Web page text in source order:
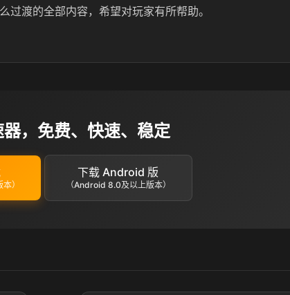
过渡的全部内容，希望对玩家有所帮助。
，免费、快速、稳定
）
下载 Android 版
（Android 8.0及以上版本）